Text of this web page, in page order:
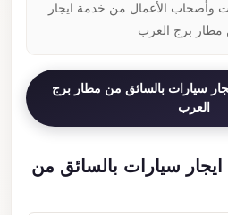
وأصحاب الأعمال من خدمة ايجار
برج العرب
سيارات بالسائق من مطار برج
العرب
سيارات بالسائق من